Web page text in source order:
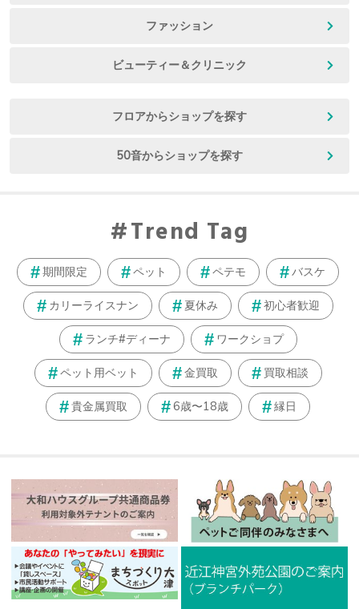
ファッション
ビューティー＆クリニック
フロアからショップを探す
50音からショップを探す
Trend Tag
期間限定 ペット ペテモ バスケ
カリーライスナン 夏休み 初心者歓迎
ランチ#ディーナ ワークショプ
ペット用ベット 金買取 買取相談
貴金属買取 6歳〜18歳 縁日